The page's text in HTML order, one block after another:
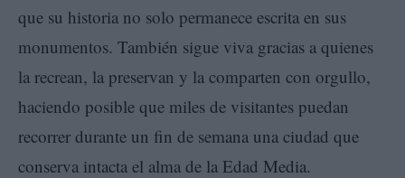
que su historia no solo permanece escrita en sus
monumentos. También sigue viva gracias a quienes
la recrean, la preservan y la comparten con orgullo,
haciendo posible que miles de visitantes puedan
recorrer durante un fin de semana una ciudad que
conserva intacta el alma de la Edad Media.